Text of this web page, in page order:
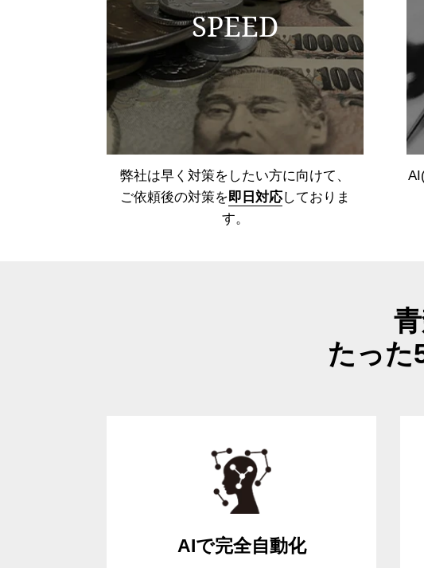
SPEED
弊社は早く対策をしたい方に向けて、
ご依頼後の対策を即日対応しておりま
す。
たった
AIで完全自動化